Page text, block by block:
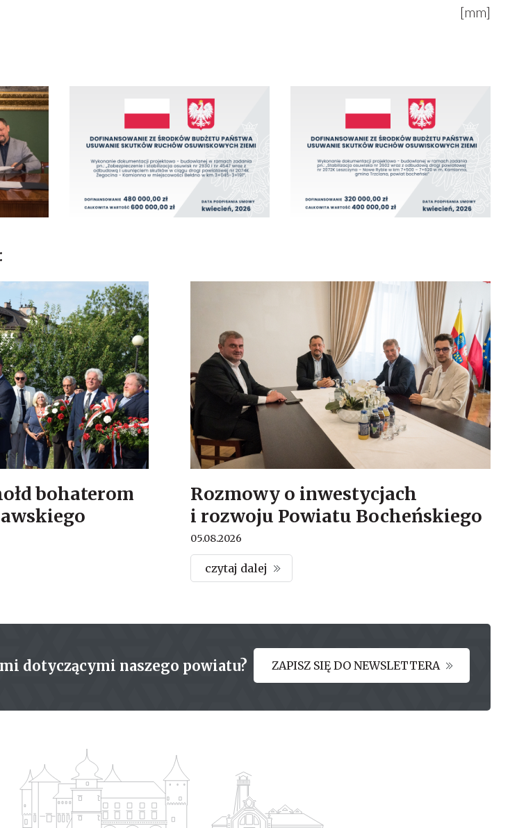
[mm]
bohaterom
Rozmowy o inwestycjach
i rozwoju Powiatu Bocheńskiego
05.08.2026
czytaj dalej
dotyczącymi naszego powiatu? ZAPISZ SIĘ DO NEWSLETTERA